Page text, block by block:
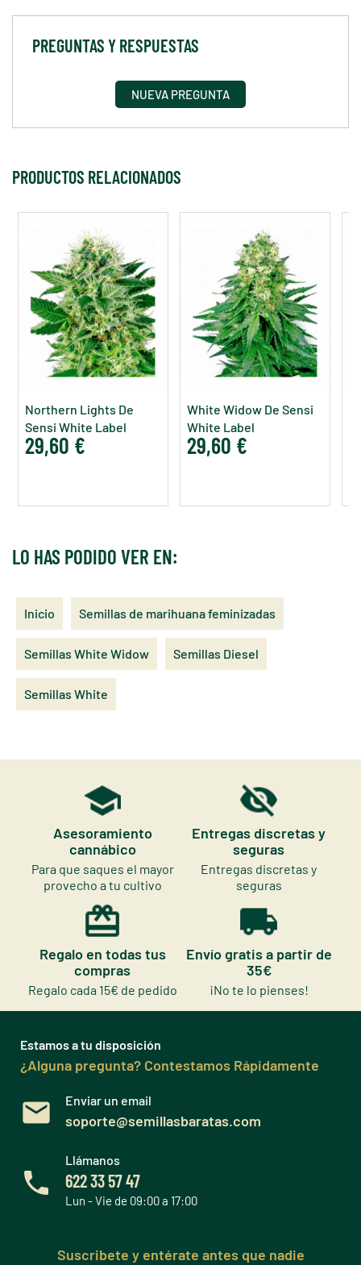
PREGUNTAS Y RESPUESTAS
NUEVA PREGUNTA
PRODUCTOS RELACIONADOS
Northern Lights De
Sensi White Label
29,60 €
White Widow De Sensi
White Label
29,60 €
LO HAS PODIDO VER EN:
Inicio Semillas de marihuana feminizadas
Semillas White Widow Semillas Diesel
Semillas White
Asesoramiento
cannábico
Para que saques el mayor
provecho a tu cultivo
Entregas discretas y
seguras
Entregas discretas y
seguras
Regalo en todas tus
compras
Regalo cada 15€ de pedido
Envío gratis a partir de
35€
¡No te lo pienses!
Estamos a tu disposición
¿Alguna pregunta? Contestamos Rápidamente
Enviar un email
soporte@semillasbaratas.com
Llámanos
622 33 57 47
Lun - Vie de 09:00 a 17:00
Suscribete y entérate antes que nadie